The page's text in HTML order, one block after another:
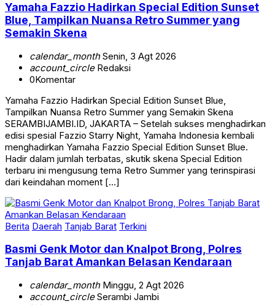
Yamaha Fazzio Hadirkan Special Edition Sunset
Blue, Tampilkan Nuansa Retro Summer yang
Semakin Skena
calendar_monthSenin, 3 Agt 2026
account_circleRedaksi
0Komentar
Yamaha Fazzio Hadirkan Special Edition Sunset Blue,
Tampilkan Nuansa Retro Summer yang Semakin Skena
SERAMBIJAMBI.ID, JAKARTA – Setelah sukses menghadirkan
edisi spesial Fazzio Starry Night, Yamaha Indonesia kembali
menghadirkan Yamaha Fazzio Special Edition Sunset Blue.
Hadir dalam jumlah terbatas, skutik skena Special Edition
terbaru ini mengusung tema Retro Summer yang terinspirasi
dari keindahan moment […]
Berita Daerah Tanjab Barat Terkini
Basmi Genk Motor dan Knalpot Brong, Polres
Tanjab Barat Amankan Belasan Kendaraan
calendar_monthMinggu, 2 Agt 2026
account_circleSerambi Jambi